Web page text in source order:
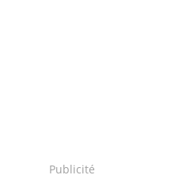
Publicité